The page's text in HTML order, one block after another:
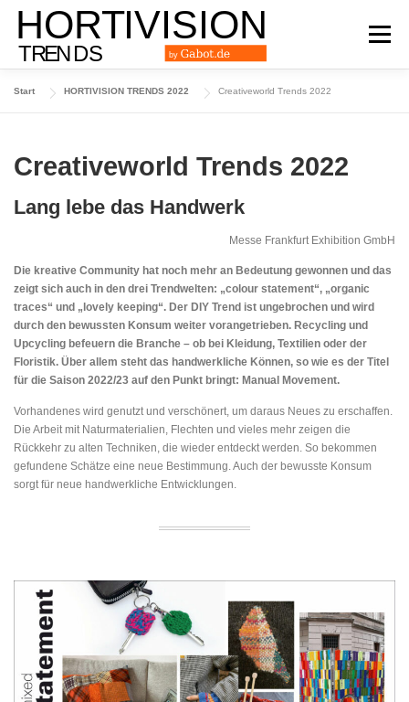
Zum
Inhalt
springen
Menü
DAS TRENDMAGAZIN AUSGABE 2024
AUSGABE 2023 AUSGABE 2022 ARCHIV
Start HORTIVISION TRENDS 2022 Creativeworld Trends 2022
Creativeworld Trends 2022
Lang lebe das Handwerk
Messe Frankfurt Exhibition GmbH
Die kreative Community hat noch mehr an Bedeutung gewonnen und das
zeigt sich auch in den drei Trendwelten: „colour statement“, „organic
traces“ und „lovely keeping“. Der DIY Trend ist ungebrochen und wird
durch den bewussten Konsum weiter vorangetrieben. Recycling und
Upcycling befeuern die Branche – ob bei Kleidung, Textilien oder der
Floristik. Über allem steht das handwerkliche Können, so wie es der Titel
für die Saison 2022/23 auf den Punkt bringt: Manual Movement.
Vorhandenes wird genutzt und verschönert, um daraus Neues zu erschaffen.
Die Arbeit mit Naturmaterialien, Flechten und vieles mehr zeigen die
Rückkehr zu alten Techniken, die wieder entdeckt werden. So bekommen
gefundene Schätze eine neue Bestimmung. Auch der bewusste Konsum
sorgt für neue handwerkliche Entwicklungen.